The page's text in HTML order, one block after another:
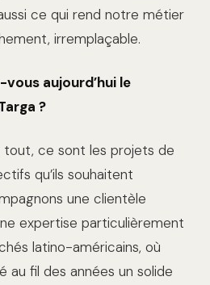
ce qui rend notre métier
irremplaçable.
aujourd’hui le
?
ce sont les projets de
qu’ils souhaitent
une clientèle
expertise particulièrement
latino-américains, où
au fil des années un solide